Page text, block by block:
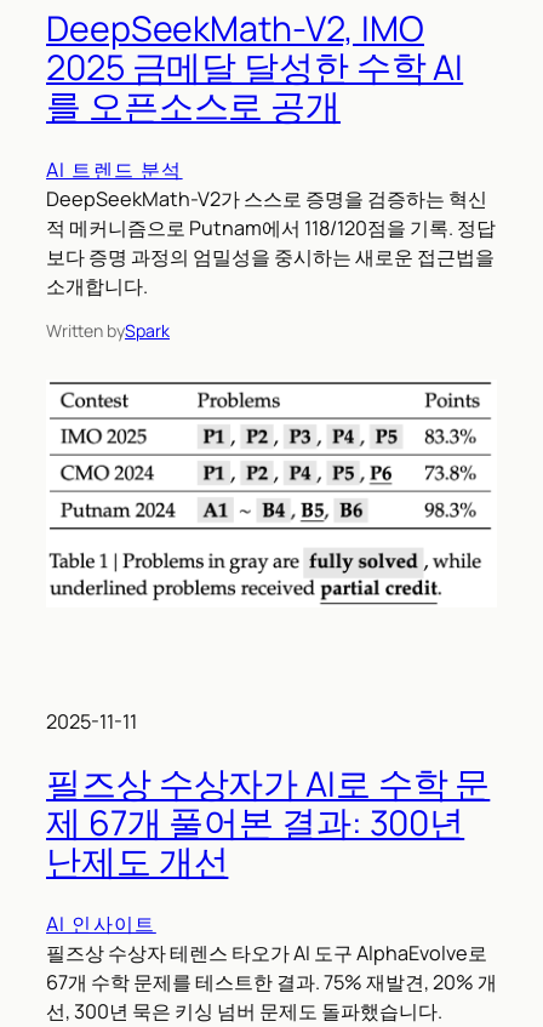
DeepSeekMath-V2, IMO
2025 금메달 달성한 수학 AI
를 오픈소스로 공개
AI 트렌드 분석
DeepSeekMath-V2가 스스로 증명을 검증하는 혁신
적 메커니즘으로 Putnam에서 118/120점을 기록. 정답
보다 증명 과정의 엄밀성을 중시하는 새로운 접근법을
소개합니다.
Written bySpark
2025-11-11
필즈상 수상자가 AI로 수학 문
제 67개 풀어본 결과: 300년
난제도 개선
AI 인사이트
필즈상 수상자 테렌스 타오가 AI 도구 AlphaEvolve로
67개 수학 문제를 테스트한 결과. 75% 재발견, 20% 개
선, 300년 묵은 키싱 넘버 문제도 돌파했습니다.